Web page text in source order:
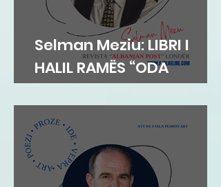
Selman Meziu: LIBRI I
HALIL RAMËS “ODA
DIBRANE”